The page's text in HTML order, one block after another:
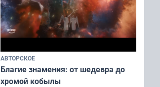
АВТОРСКОЕ
Благие знамения: от шедевра до
хромой кобылы